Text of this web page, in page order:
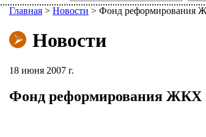
Главная > Новости > Фонд реформирования
Новости
18 июня 2007 г.
Фонд реформирования ЖКХ